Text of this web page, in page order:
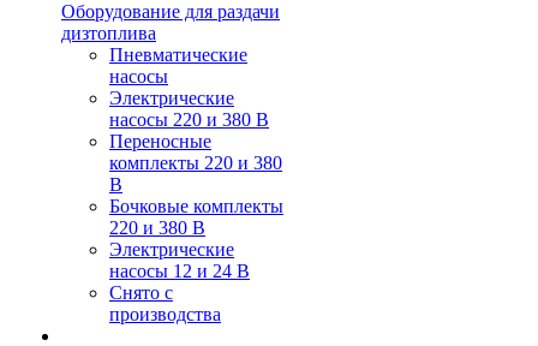
Оборудование для раздачи
дизтоплива
Пневматические
насосы
Электрические
насосы 220 и 380 В
Переносные
комплекты 220 и 380
В
Бочковые комплекты
220 и 380 В
Электрические
насосы 12 и 24 В
Снято с
производства